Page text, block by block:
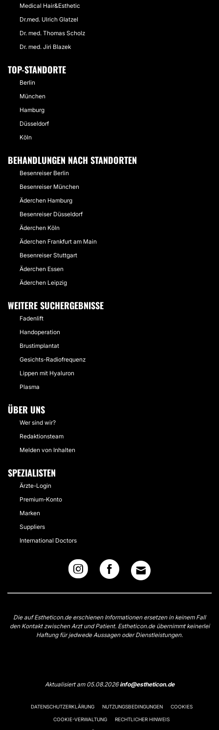
Medical Hair&Esthetic
Dr.med. Ulrich Glatzel
Dr. med. Thomas Scholz
Dr. med. Jiri Blazek
TOP-STANDORTE
Berlin
München
Hamburg
Düsseldorf
Köln
BEHANDLUNGEN NACH STANDORTEN
Besenreiser Berlin
Besenreiser München
Äderchen Hamburg
Besenreiser Düsseldorf
Äderchen Köln
Äderchen Frankfurt am Main
Besenreiser Stuttgart
Äderchen Essen
Äderchen Leipzig
WEITERE SUCHERGEBNISSE
Fadenlift
Handoperation
Brustimplantat
Gesichts-Radiofrequenz
Lippen mit Hyaluron
Plasma
ÜBER UNS
Wer sind wir?
Redaktionsteam
Melden von Inhalten
SPEZIALISTEN
Ärzte-Login
Premium-Konto
Marken
Suppliers
International Doctors
Die auf Estheticon.de erschienen Informationen ersetzen in keinem Fall
den Kontakt zwischen Arzt und Patient. Estheticon.de übernimmt keinerlei
Haftung für jedwede Aussagen oder Dienstleistungen.
Aktualisiert am 05.08.2026info@estheticon.de
DATENSCHUTZERKLÄRUNG NUTZUNGSBEDINGUNGEN COOKIES
COOKIE-VERWALTUNG RECHTLICHER HINWEIS